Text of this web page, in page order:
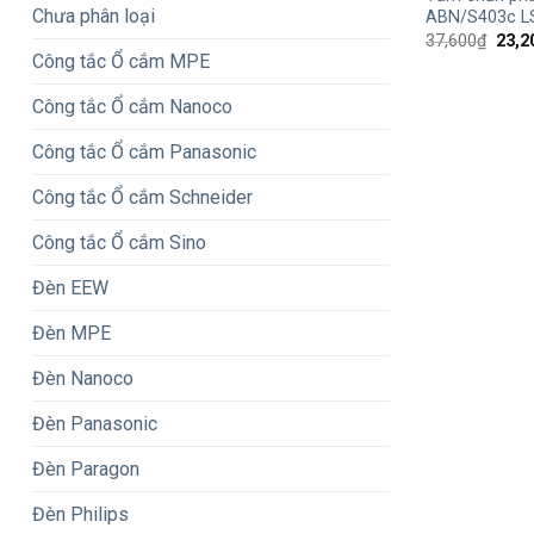
Chưa phân loại
Công tắc Ổ cắm MPE
Công tắc Ổ cắm Nanoco
Công tắc Ổ cắm Panasonic
Công tắc Ổ cắm Schneider
Công tắc Ổ cắm Sino
Đèn EEW
Đèn MPE
Đèn Nanoco
Đèn Panasonic
Đèn Paragon
Đèn Philips
ABN/S403c
37,600₫ Giá
gốc